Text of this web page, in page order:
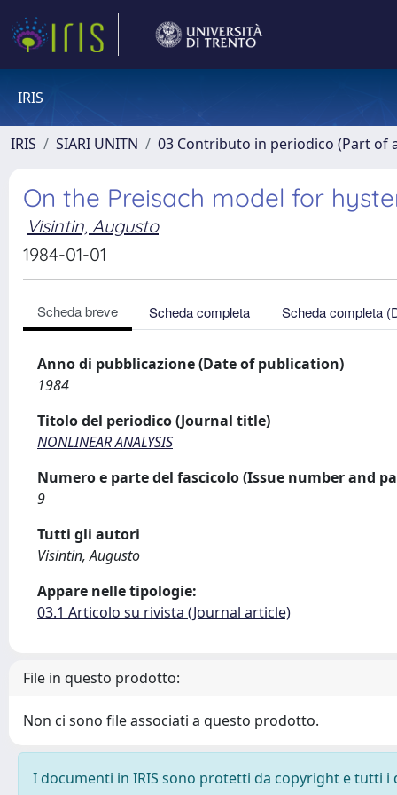
IRIS
IRIS SIARI UNITN 03 Contributo in periodico (Part of
On the Preisach model for
Visintin, Augusto
1984-01-01
Scheda breve Scheda completa Scheda completa
Anno di pubblicazione (Date of publication)
1984
Titolo del periodico (Journal title)
NONLINEAR ANALYSIS
Numero e parte del fascicolo (Issue number and
9
Tutti gli autori
Visintin, Augusto
Appare nelle tipologie:
03.1 Articolo su rivista (Journal article)
File in questo prodotto:
Non ci sono file associati a questo prodotto.
I documenti in IRIS sono protetti da copyright e tutti